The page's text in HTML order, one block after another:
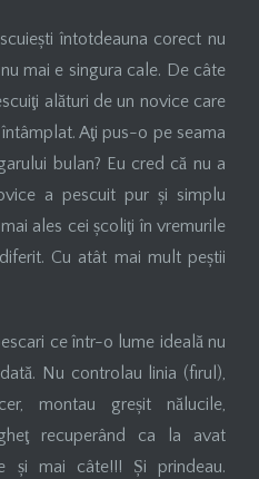
întotdeauna corect nu
mai e singura cale. De câte
alături de un novice care
Aţi pus-o pe seama
bulan? Eu cred că nu a
a pescuit pur și simplu
ales cei școliţi în vremurile
Cu atât mai mult peștii
ce într-o lume ideală nu
Nu controlau linia (firul),
montau greșit nălucile,
recuperând ca la avat
și mai câte!!! Și prindeau.